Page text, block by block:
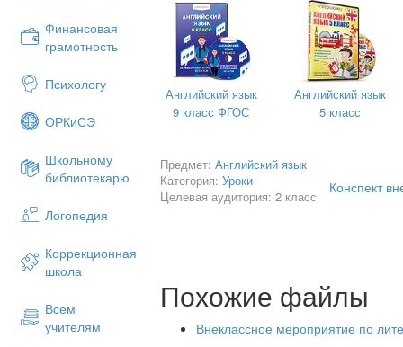
Финансовая
грамотность
Психологу
ОРКиСЭ
Школьному
библиотекарю
Логопедия
Коррекционная
школа
Всем
учителям
Colours Учащиеся по
Animals. (Животные).Учитель
и просит учеников назвать
Заключение урока:
The lesson is over!
Your worked very well!
Дата:19.10.2015
Повторение английского
20,
название домашних и диких животных.
Английский язык
9 класс ФГОС
Английский язык
5 класс
Предмет:Английский язык
Категория:Уроки
Целевая аудитория: 2 класс
Конспект
Похожие файлы
Внеклассное мероприятие по